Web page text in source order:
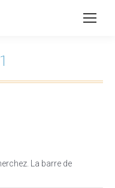
La barre de